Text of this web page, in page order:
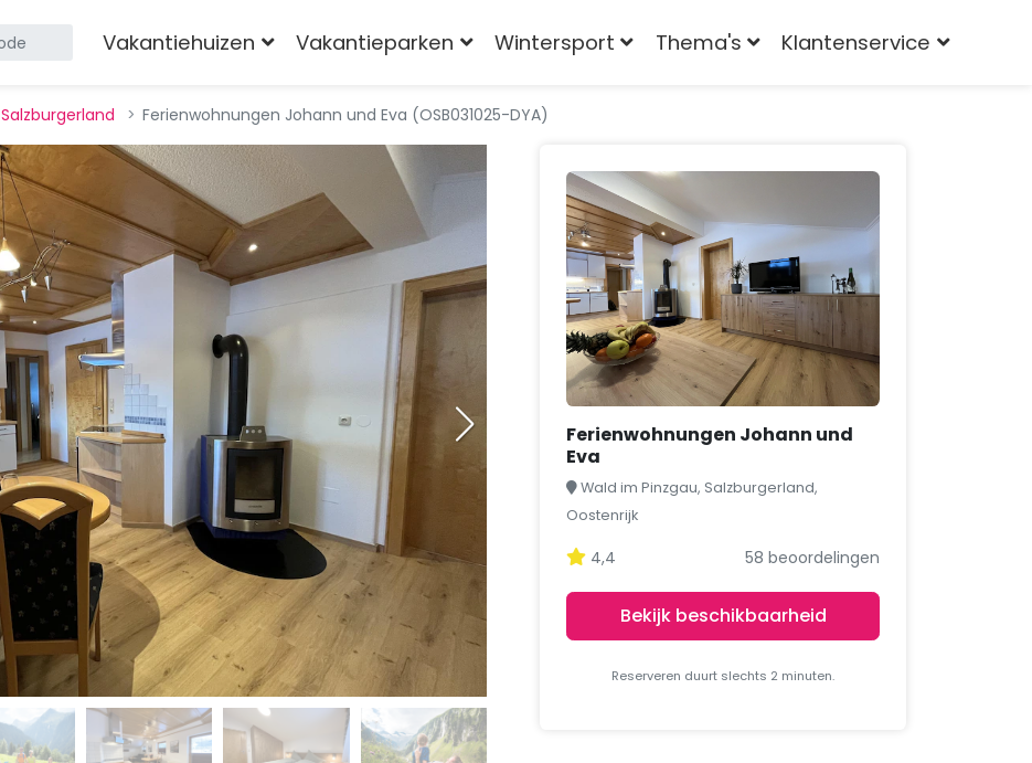
Vakantiehuizen Vakantieparken Wintersport Thema's Klantenservice
Salzburgerland Ferienwohnungen Johann und Eva (OSB031025-DYA)
Ferienwohnungen Johann und
Eva
Wald im Pinzgau, Salzburgerland,
Oostenrijk
4,4 58 beoordelingen
Bekijk beschikbaarheid
Reserveren duurt slechts 2 minuten.